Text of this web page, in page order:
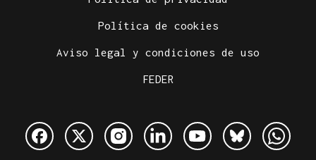
Política de cookies
Aviso legal y condiciones de uso
FEDER